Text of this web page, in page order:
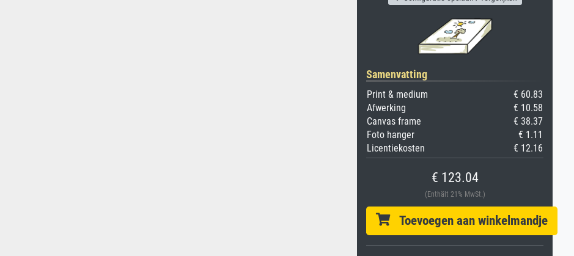
Samenvatting
Print & medium
€ 60.83
Afwerking
€ 10.58
Canvas frame
€ 38.37
Foto hanger
€ 1.11
Licentiekosten
€ 12.16
€ 123.04
(Enthält 21% MwSt.)
Toevoegen aan winkelmandje